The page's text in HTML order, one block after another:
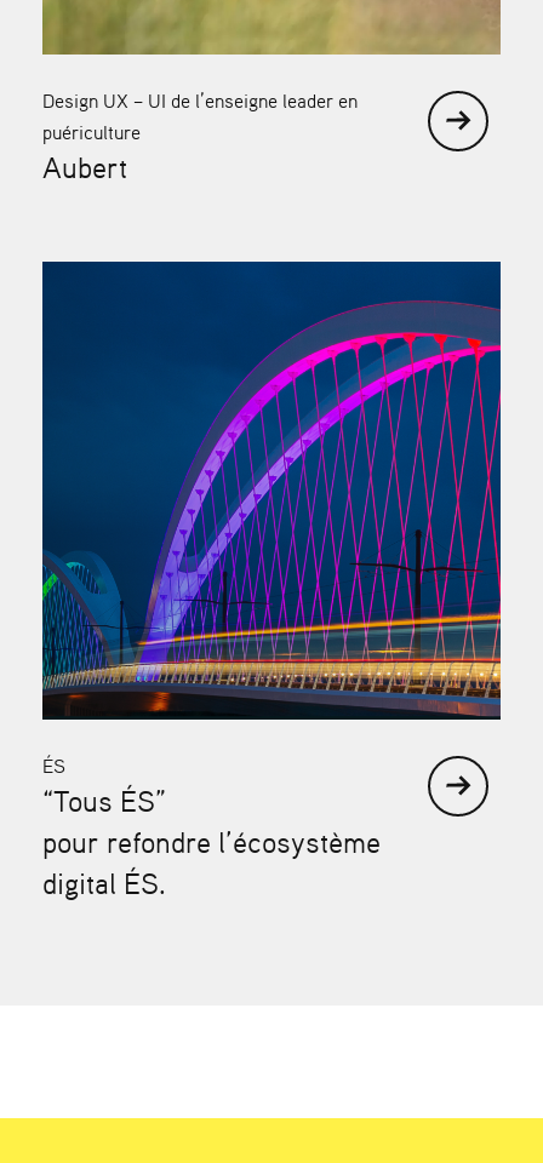
Design UX – UI de l’enseigne leader en
puériculture
Aubert
ÉS
“Tous ÉS”
pour refondre l’écosystème
digital ÉS.